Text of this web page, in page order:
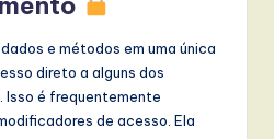
e métodos em uma única
direto a alguns dos
é frequentemente
de acesso. Ela